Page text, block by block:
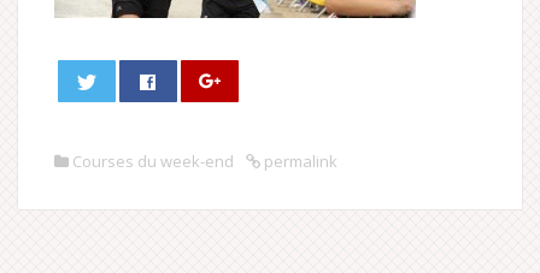
Courses du week-end permalink